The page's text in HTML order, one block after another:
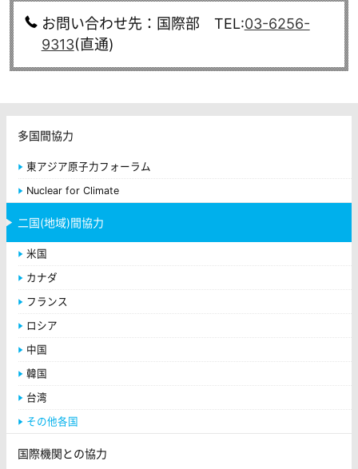
お問い合わせ先：国際部 TEL:03-6256-
9313(直通)
多国間協力
東アジア原子力フォーラム
Nuclear for Climate
二国(地域)間協力
米国
カナダ
フランス
ロシア
中国
韓国
台湾
その他各国
国際機関との協力